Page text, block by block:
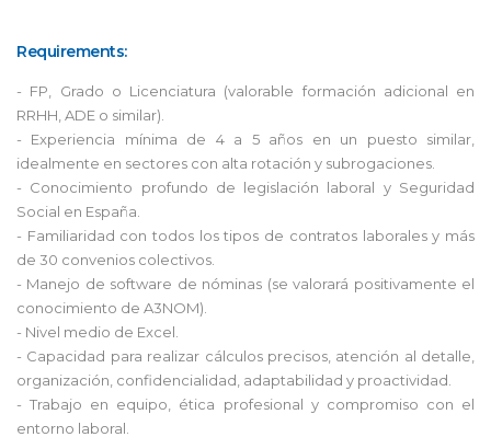
Requirements:
- FP, Grado o Licenciatura (valorable formación adicional en
RRHH, ADE o similar).
- Experiencia mínima de 4 a 5 años en un puesto similar,
idealmente en sectores con alta rotación y subrogaciones.
- Conocimiento profundo de legislación laboral y Seguridad
Social en España.
- Familiaridad con todos los tipos de contratos laborales y más
de 30 convenios colectivos.
- Manejo de software de nóminas (se valorará positivamente el
conocimiento de A3NOM).
- Nivel medio de Excel.
- Capacidad para realizar cálculos precisos, atención al detalle,
organización, confidencialidad, adaptabilidad y proactividad.
- Trabajo en equipo, ética profesional y compromiso con el
entorno laboral.